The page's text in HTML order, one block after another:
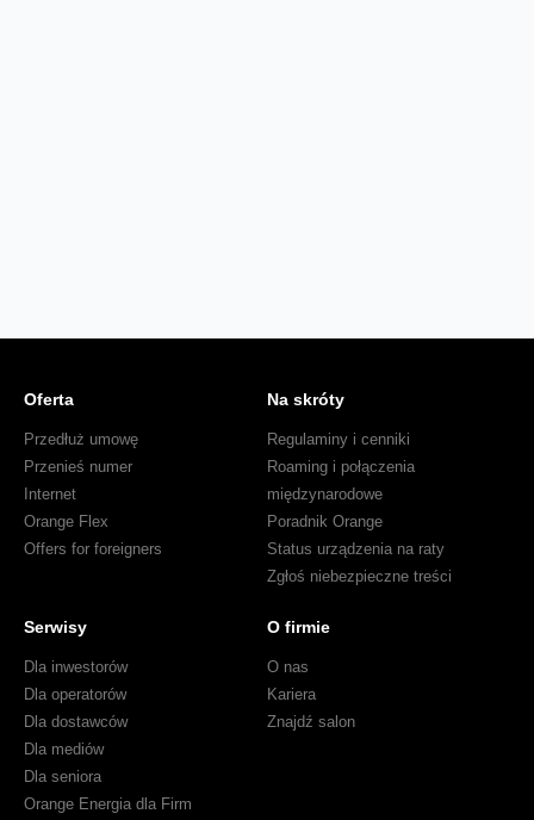
Oferta
Przedłuż umowę
Przenieś numer
Internet
Orange Flex
Offers for foreigners
Na skróty
Regulaminy i cenniki
Roaming i połączenia
międzynarodowe
Poradnik Orange
Status urządzenia na raty
Zgłoś niebezpieczne treści
Serwisy
Dla inwestorów
Dla operatorów
Dla dostawców
Dla mediów
Dla seniora
Orange Energia dla Firm
O firmie
O nas
Kariera
Znajdź salon